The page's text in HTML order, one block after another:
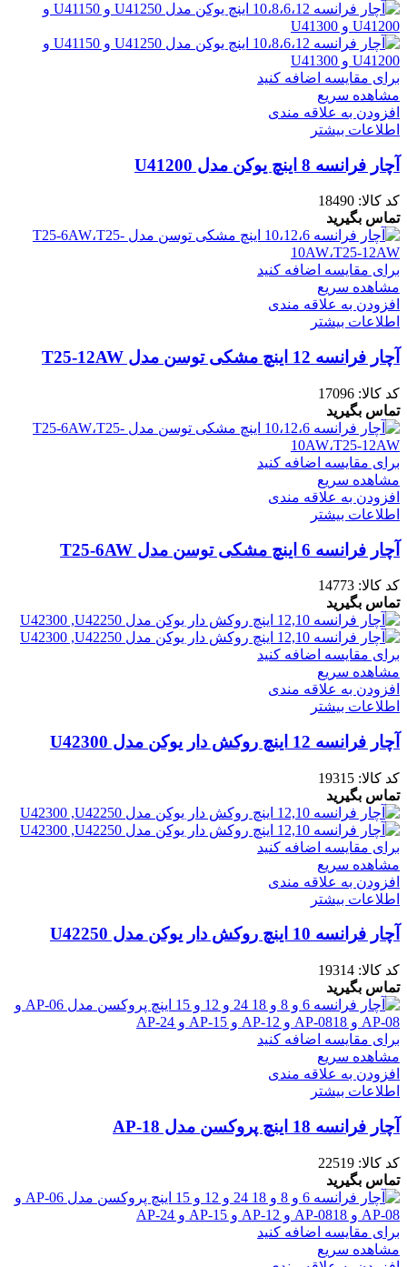
برای مقایسه اضافه کنید
مشاهده سریع
افزودن به علاقه مندی
اطلاعات بیشتر
آچار فرانسه 8 اینچ یوکن مدل U41200
کد کالا: 18490
تماس بگیرید
برای مقایسه اضافه کنید
مشاهده سریع
افزودن به علاقه مندی
اطلاعات بیشتر
آچار فرانسه 12 اینچ مشکی توسن مدل T25-12AW
کد کالا: 17096
تماس بگیرید
برای مقایسه اضافه کنید
مشاهده سریع
افزودن به علاقه مندی
اطلاعات بیشتر
آچار فرانسه 6 اینچ مشکی توسن مدل T25-6AW
کد کالا: 14773
تماس بگیرید
برای مقایسه اضافه کنید
مشاهده سریع
افزودن به علاقه مندی
اطلاعات بیشتر
آچار فرانسه 12 اینچ روکش دار یوکن مدل U42300
کد کالا: 19315
تماس بگیرید
برای مقایسه اضافه کنید
مشاهده سریع
افزودن به علاقه مندی
اطلاعات بیشتر
آچار فرانسه 10 اینچ روکش دار یوکن مدل U42250
کد کالا: 19314
تماس بگیرید
برای مقایسه اضافه کنید
مشاهده سریع
افزودن به علاقه مندی
اطلاعات بیشتر
آچار فرانسه 18 اینچ پروکسن مدل AP-18
کد کالا: 22519
تماس بگیرید
برای مقایسه اضافه کنید
مشاهده سریع